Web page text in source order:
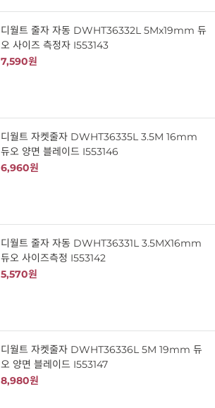
디월트 줄자 자동 DWHT36332L 5Mx19mm 듀
오 사이즈 측정자 I553143
7,590원
디월트 자켓줄자 DWHT36335L 3.5M 16mm
듀오 양면 블레이드 I553146
6,960원
디월트 줄자 자동 DWHT36331L 3.5MX16mm
듀오 사이즈측정 I553142
5,570원
디월트 자켓줄자 DWHT36336L 5M 19mm 듀
오 양면 블레이드 I553147
8,980원